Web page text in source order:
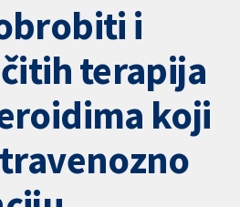
i
terapija
koji